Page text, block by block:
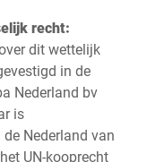
recht:
dit wettelijk
in de
Nederland bv
is
Nederland van
UN-kooprecht